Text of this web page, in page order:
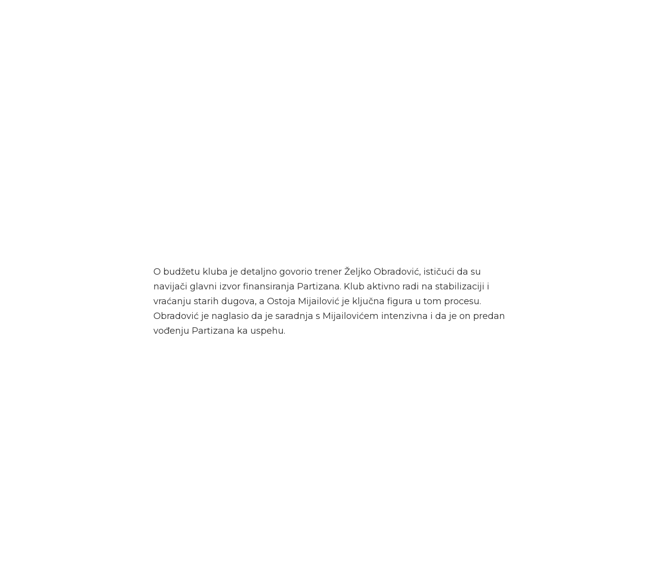
O budžetu kluba je detaljno govorio trener Željko Obradović, ističući da su
navijači glavni izvor finansiranja Partizana. Klub aktivno radi na stabilizaciji i
vraćanju starih dugova, a Ostoja Mijailović je ključna figura u tom procesu.
Obradović je naglasio da je saradnja s Mijailovićem intenzivna i da je on predan
vođenju Partizana ka uspehu.